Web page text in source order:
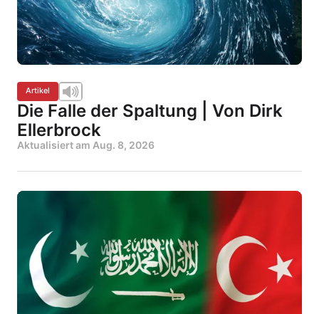
Artikel
Die Falle der Spaltung | Von Dirk
Ellerbrock
Aktualisiert am Aug. 8, 2026